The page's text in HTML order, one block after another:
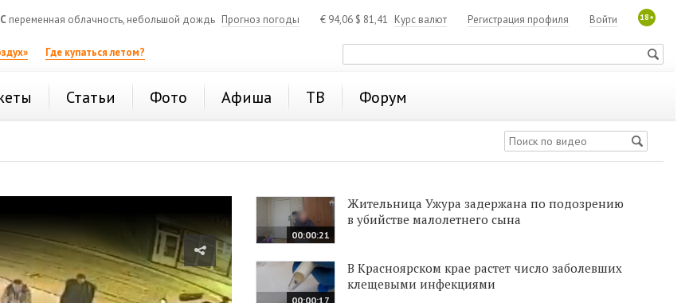
переменная облачность, небольшой дождь Прогноз погоды € 94,06 $ 81,41 Курс валют 18+
Войти
Регистрация профиля
Где купаться летом?
Статьи Фото Афиша ТВ Форум
00:00:21
Жительница Ужура задержана по подозрению
в убийстве малолетнего сына
00:00:17
В Красноярском крае растет число заболевших
клещевыми инфекциями